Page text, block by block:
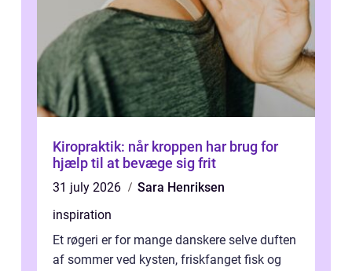
Kiropraktik: når kroppen har brug for
hjælp til at bevæge sig frit
31 july 2026
Sara Henriksen
inspiration
Et røgeri er for mange danskere selve duften
af sommer ved kysten, friskfanget fisk og